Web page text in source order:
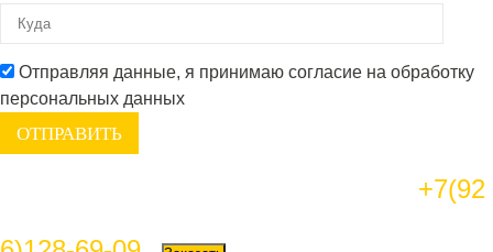
Отправляя данные, я принимаю согласие на обработку
персональных данных
+7(92